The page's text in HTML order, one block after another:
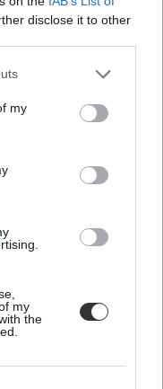
disclose it to other
my
my
the
képesítés
kap egy
lehet.
vizsgáért.